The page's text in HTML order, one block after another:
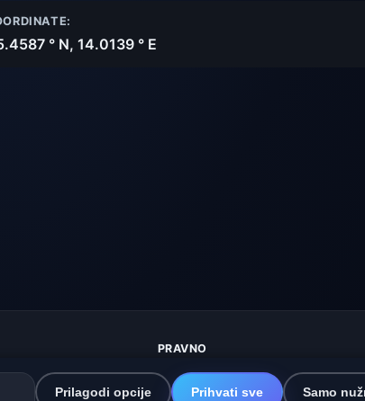
° N, 14.0139 ° E
PRAVNO
Zaštita privatnosti
Kolačići
Prilagodi opcije Prihvati sve Samo